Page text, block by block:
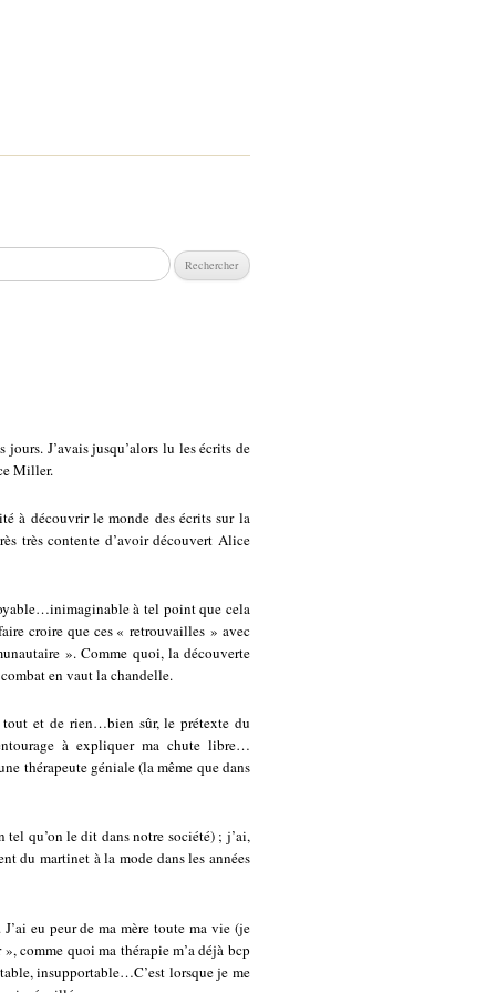
:
J’avais jusqu’alors lu les écrits de
Miller.
à découvrir le monde des écrits sur la
très contente d’avoir découvert Alice
à tel point que cela
croire que ces « retrouvailles » avec
». Comme quoi, la découverte
en vaut la chandelle.
et de rien…bien sûr, le prétexte du
à expliquer ma chute libre…
thérapeute géniale (la même que dans
tel qu’on le dit dans notre société) ; j’ai,
du martinet à la mode dans les années
eu peur de ma mère toute ma vie (je
comme quoi ma thérapie m’a déjà bcp
insupportable…C’est lorsque je me